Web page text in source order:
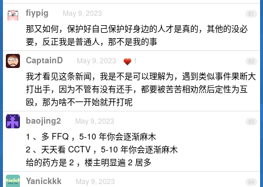
81
fiypig May 9, 2023
那又如何，保护好自己保护好身边的人才是真的，其他的没必
要，反正我是普通人，那不是我的事
82
CaptainD May 9, 2023 1
我才看见这条新闻，我是不是可以理解为，遇到类似事件果断大
打出手，因为不管有没有还手，都要被苦苦相劝然后定性为互
殴，那为啥不一开始就开打呢
83
baojing2 May 9, 2023
1 、多 FFQ ，5-10 年你会逐渐麻木
2 、天天看 CCTV ，5-10 年你会逐渐麻木
给的药方是 2 ，楼主明显遍 2 居多
84
Yanickkk May 9, 2023